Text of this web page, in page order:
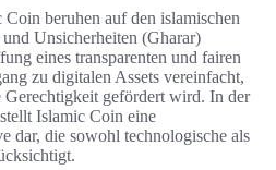
beruhen auf den islamischen
Unsicherheiten (Gharar)
eines transparenten und fairen
zu digitalen Assets vereinfacht,
gefördert wird. In der
Islamic Coin eine
dar, die sowohl technologische als